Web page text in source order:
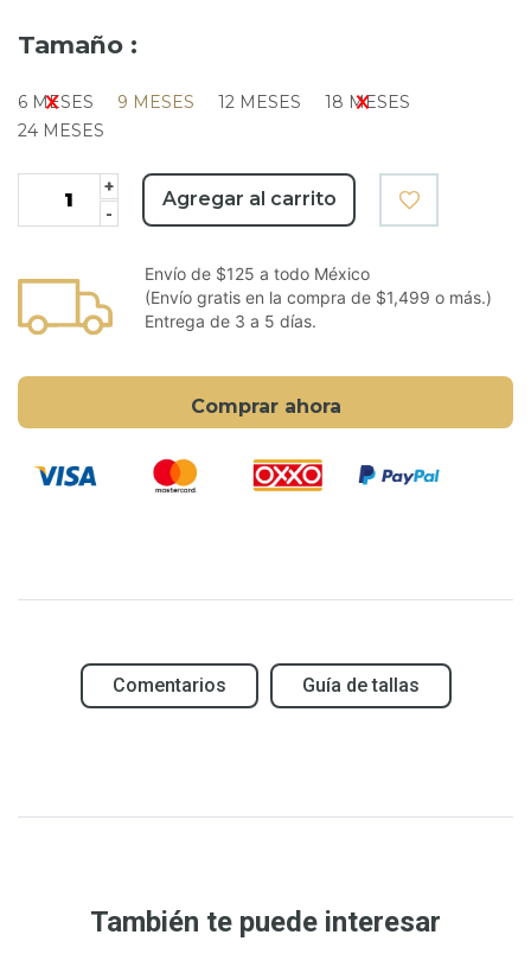
Tamaño :
6 MESES 9 MESES 12 MESES
18 MESES
24 MESES
-
+
Agregar al carrito
Envío de $125 a todo México
(Envío gratis en la compra de $1,499 o más.)
Entrega de 3 a 5 días.
Comprar ahora
Comentarios Guía de tallas
También te puede interesar